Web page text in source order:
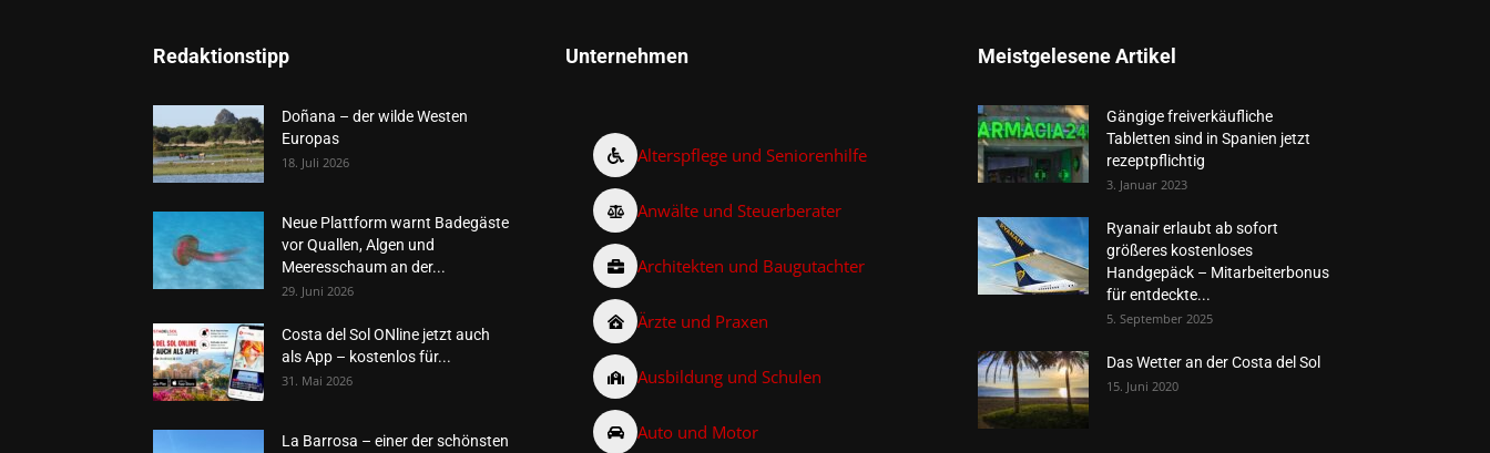
Redaktionstipp
Doñana – der wilde Westen
Europas
18. Juli 2026
Neue Plattform warnt Badegäste
vor Quallen, Algen und
Meeresschaum an der...
29. Juni 2026
Costa del Sol ONline jetzt auch
als App – kostenlos für...
31. Mai 2026
La Barrosa – einer der schönsten
Unternehmen
Alterspflege und Seniorenhilfe
Anwälte und Steuerberater
Architekten und Baugutachter
Ärzte und Praxen
Ausbildung und Schulen
Auto und Motor
Meistgelesene Artikel
Gängige freiverkäufliche
Tabletten sind in Spanien jetzt
rezeptpflichtig
3. Januar 2023
Ryanair erlaubt ab sofort
größeres kostenloses
Handgepäck – Mitarbeiterbonus
für entdeckte...
5. September 2025
Das Wetter an der Costa del Sol
15. Juni 2020